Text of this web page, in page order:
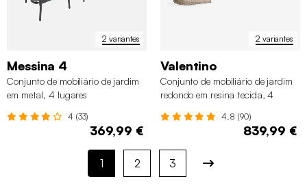
2 variantes
Messina 4
Conjunto de mobiliário de jardim
em metal, 4 lugares
4 (33)
369,99 €
2 variantes
Valentino
Conjunto de mobiliário de jardim
redondo em resina tecida, 4
4.8 (90)
839,99 €
1 2 3